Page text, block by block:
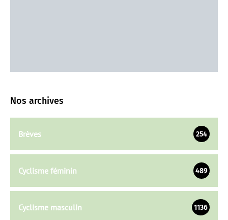
Nos archives
Brèves 254
Cyclisme féminin 489
Cyclisme masculin 1136